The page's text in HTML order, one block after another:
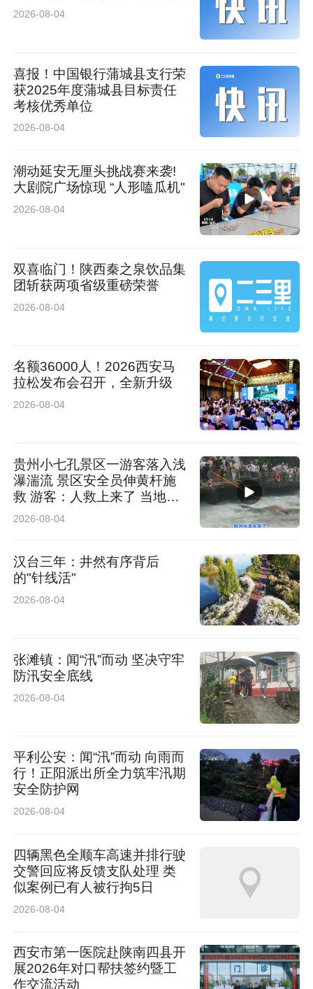
重油重糖。
• 不追喂、不哄喂、不用零食奖励孩子
• 全家统一饮食，不要孩子吃清淡、大人吃垃圾
趣味运动为主，拒绝高强度暴汗
目标：每天累计活动60分钟以上，分段完成，孩
1. 日常活动（优先做，零门槛）
• 上下学步行/骑车、在家做家务、站立玩耍，减
• 硬性要求：如看电子产品20分钟，起身活动5分
钟。
• 3–6岁（幼儿园）：户外跑跳、拍球、骑行、捉
迷藏，以玩耍为主。
• 7–12岁（小学）：跳绳、慢跑、羽毛球、游
泳、轮滑、集体游戏。
• 13岁+（青春期）：慢跑、篮球、足球、有氧
操，可增加力量小游戏（平板支撑、深蹲）。
早晚各30分钟）。
• 家长陪同运动，变成亲子游戏（不要孩子苦哈
作息&生活习惯
1. 保证睡眠
儿童每天睡够：6–12岁 9–11小时，睡眠不足会
导致食欲暴涨、发胖。
2. 多喝水
2026-08-04
喜报！中国银行蒲城县支行荣
获2025年度蒲城县目标责任
考核优秀单位
2026-08-04
潮动延安无厘头挑战赛来袭!
大剧院广场惊现 “人形嗑瓜机"
2026-08-04
双喜临门！陕西秦之泉饮品集
团斩获两项省级重磅荣誉
2026-08-04
名额36000人！2026西安马
拉松发布会召开，全新升级
2026-08-04
贵州小七孔景区一游客落入浅
瀑湍流 景区安全员伸黄杆施
救 游客：人救上来了 当地回
应：完全按照救援标准
2026-08-04
汉台三年：井然有序背后
的"针线活"
2026-08-04
张滩镇：闻“汛”而动 坚决守牢
防汛安全底线
2026-08-04
平利公安：闻“汛”而动 向雨而
行！正阳派出所全力筑牢汛期
安全防护网
2026-08-04
四辆黑色全顺车高速并排行驶
交警回应将反馈支队处理 类
似案例已有人被行拘5日
2026-08-04
西安市第一医院赴陕南四县开
展2026年对口帮扶签约暨工
作交流活动